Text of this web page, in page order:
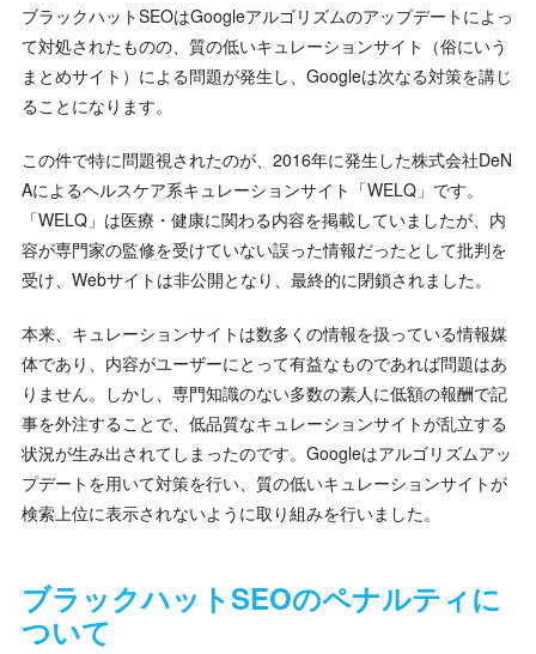
ブラックハットSEOはGoogleアルゴリズムのアップデートによっ
て対処されたものの、質の低いキュレーションサイト（俗にいう
まとめサイト）による問題が発生し、Googleは次なる対策を講じ
ることになります。
この件で特に問題視されたのが、2016年に発生した株式会社DeN
Aによるヘルスケア系キュレーションサイト「WELQ」です。
「WELQ」は医療・健康に関わる内容を掲載していましたが、内
容が専門家の監修を受けていない誤った情報だったとして批判を
受け、Webサイトは非公開となり、最終的に閉鎖されました。
本来、キュレーションサイトは数多くの情報を扱っている情報媒
体であり、内容がユーザーにとって有益なものであれば問題はあ
りません。しかし、専門知識のない多数の素人に低額の報酬で記
事を外注することで、低品質なキュレーションサイトが乱立する
状況が生み出されてしまったのです。Googleはアルゴリズムアッ
プデートを用いて対策を行い、質の低いキュレーションサイトが
検索上位に表示されないように取り組みを行いました。
ブラックハットSEOのペナルティに
ついて